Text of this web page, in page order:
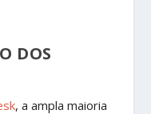
DOS
, a ampla maioria